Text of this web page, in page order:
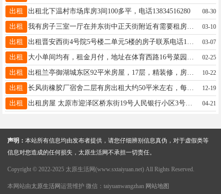
出租 出租北下温村市场库房3间100多平，电话13834516280 08-30
出租 我有房子三室一厅在并东街中正天街附近有需要租房的联系钟女士电话15536837265 03-10
出租 03-07
出租 02-25
出租 出租兰亭御湖城东区92平米房屋，17层，精装修，房东直租，家具家电齐全，卧室带空调，拎包入住，可带车位。电话18335172291，微信同号。 10-22
出租 长风街橡胶厂宿舍二层有房出租大约50平米左右，每月1100元，有租房的联系，电话13233416106 12-19
出租 出租房屋 太原市迎泽区桥东街19号人民银行小区3号楼3单元102室中单元临街商铺，50平米，房子宽敞，朝向南，光线好，水、电、暖、卫生间齐全。有地下室，30平米。毗邻985医院，与太原火车站很近，交通方便，人流攒动。欢迎有意者看房、洽谈，年租金4. 5万，可以议价。联系电话18636671645。50平 04-21
声明： 本站所有信息均由发布者提供，请您仔细辨别信息真伪，对于虚假类等
信息对您造成的任何损失，太原生活网不承担一切责任。
Copyright © 2022-2025 太原生活网(www.sxtaiyuan.net) All Rights Reserved.
本网站由太原生活网 运营维护 微信：taiyuanwangzhan 网站地图